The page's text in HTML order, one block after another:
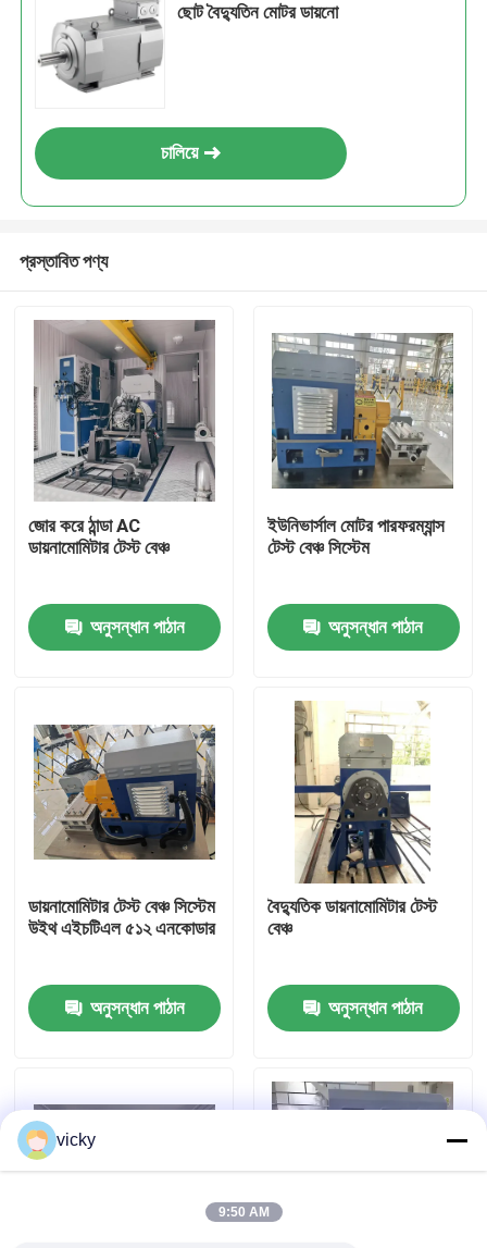
আমাদের সম্বন্ধে
কারখানা ভ্রমণ
গুণগত মান নিয়ন্ত্রণ
খবর
টর্ক ডায়নামিটার
ছোট বৈদ্যুতিন মোটর ডায়নো
চালিয়ে
প্রস্তাবিত পণ্য
জোর করে ঠান্ডা AC
ডায়নামোমিটার টেস্ট বেঞ্চ
অনুসন্ধান পাঠান
ইউনিভার্সাল মোটর পারফরম্যান্স
টেস্ট বেঞ্চ সিস্টেম
অনুসন্ধান পাঠান
ডায়নামোমিটার টেস্ট বেঞ্চ সিস্টেম
উইথ এইচটিএল ৫১২ এনকোডার
অনুসন্ধান পাঠান
বৈদ্যুতিক ডায়নামোমিটার টেস্ট
বেঞ্চ
অনুসন্ধান পাঠান
vicky
9:50 AM